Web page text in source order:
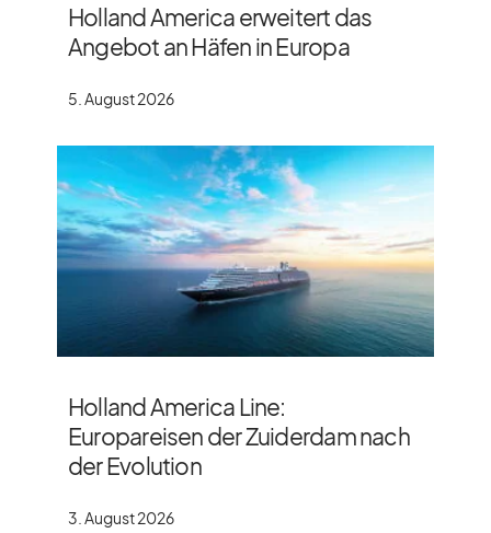
Holland America erweitert das
Angebot an Häfen in Europa
5. August 2026
Holland America Line:
Europareisen der Zuiderdam nach
der Evolution
3. August 2026